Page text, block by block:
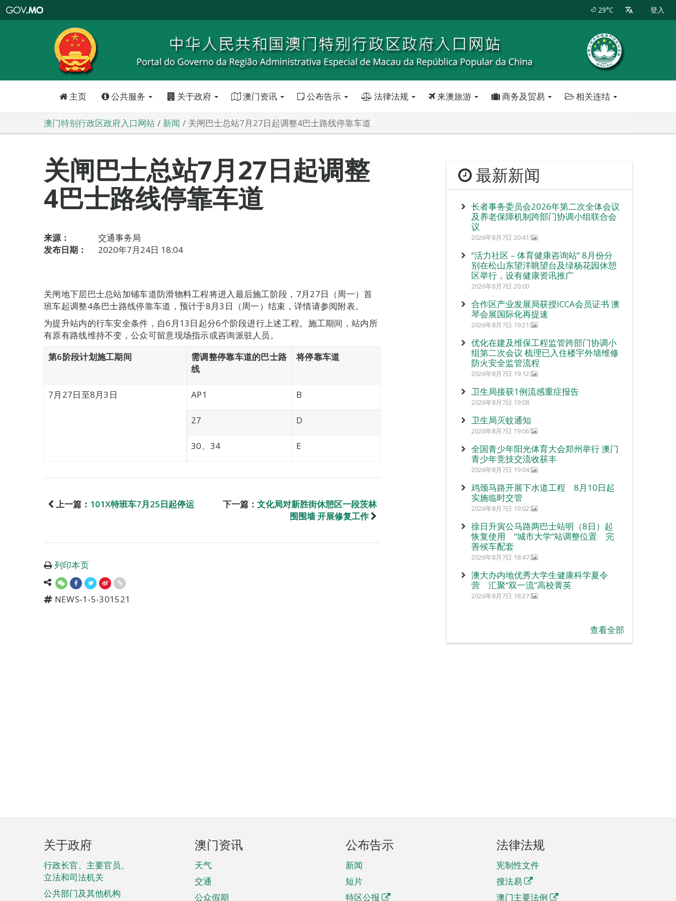
特
政
区
政
口
29°C 登入
主页 公共服务 关于政府 澳门资讯 公布告示 法律法规 来澳旅游 商务及贸易 相关连结
澳门特别行政区政府入口网站 新闻 关闸巴士总站7月27日起调整4巴士路线停靠车道
关闸巴士总站7月27日起调整
4巴士路线停靠车道
来源：
交通事务局
发布日期：
2020年7月24日 18:04
关闸地下层巴士总站加铺车道防滑物料工程将进入最后施工阶段，7月27日（周一）首
班车起调整4条巴士路线停靠车道，预计于8月3日（周一）结束，详情请参阅附表。
为提升站内的行车安全条件，自6月13日起分6个阶段进行上述工程。施工期间，站内所
有原有路线维持不变，公众可留意现场指示或咨询派驻人员。
第6阶段计划施工期间
需调整停靠车道的巴士路
线
将停靠车道
7月27日至8月3日 AP1 B
27 D
30、34 E
上一篇： 101X特班车7月25日起停运 下一篇： 文化局对新胜街休憩区一段茨林
围围墙 开展修复工作
列印本页
NEWS-1-5-301521
最新新闻
长者事务委员会2026年第二次全体会议
及养老保障机制跨部门协调小组联合会
议
2026年8月7日 20:41
“活力社区 – 体育健康咨询站” 8月份分
别在松山东望洋眺望台及绿杨花园休憩
区举行，设有健康资讯推广
2026年8月7日 20:00
合作区产业发展局获授ICCA会员证书 澳
琴会展国际化再提速
2026年8月7日 19:21
优化在建及维保工程监管跨部门协调小
组第二次会议 梳理已入住楼宇外墙维修
防火安全监管流程
2026年8月7日 19:12
卫生局接获1例流感重症报告
2026年8月7日 19:08
卫生局灭蚊通知
2026年8月7日 19:06
全国青少年阳光体育大会郑州举行 澳门
青少年竞技交流收获丰
2026年8月7日 19:04
鸡颈马路开展下水道工程 8月10日起
实施临时交管
2026年8月7日 19:02
徐日升寅公马路两巴士站明（8日）起
恢复使用 “城市大学”站调整位置 完
善候车配套
2026年8月7日 18:47
澳大办内地优秀大学生健康科学夏令
营 汇聚“双一流”高校菁英
2026年8月7日 18:27
查看全部
页
脚
菜
单
关于政府
行政长官、主要官员、
立法和司法机关
公共部门及其他机构
澳门资讯
天气
交通
公众假期
公布告示
新闻
短片
特区公报
法律法规
宪制性文件
搜法易
澳门主要法例